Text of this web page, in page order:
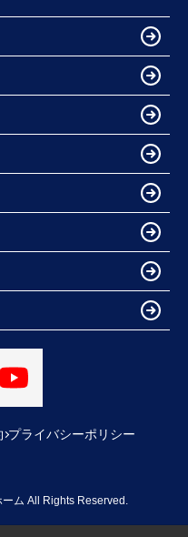
プライバシーポリシー
ム All Rights Reserved.